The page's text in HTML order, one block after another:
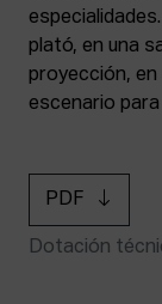
plató, en una
proyección, en
escenario
PDF
Dotación